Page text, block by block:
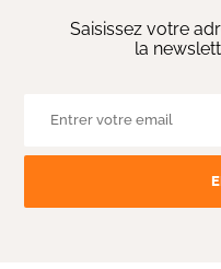
Saisissez votre
la